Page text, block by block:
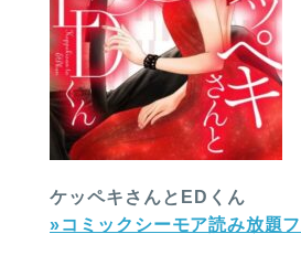
ケッペキさんとEDくん
»コミックシーモア読み放題